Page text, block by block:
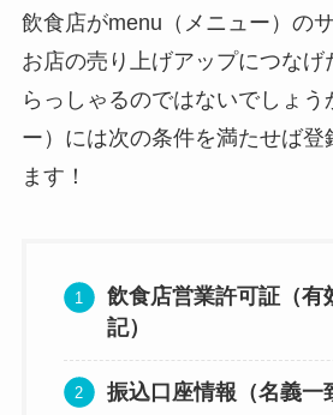
飲食店がmenu（メニュー）の
お店の売り上げアップにつなげ
らっしゃるのではないでしょう
ー）には次の条件を満たせば登
ます！
飲食店営業許可証（有
記）
振込口座情報（名義一